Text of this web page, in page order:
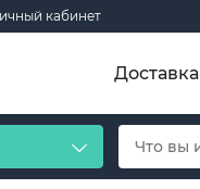
кабинет